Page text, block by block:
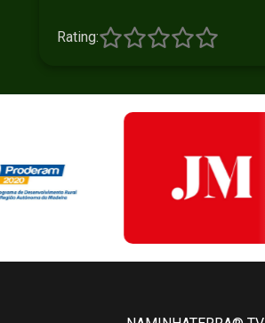
Rating: